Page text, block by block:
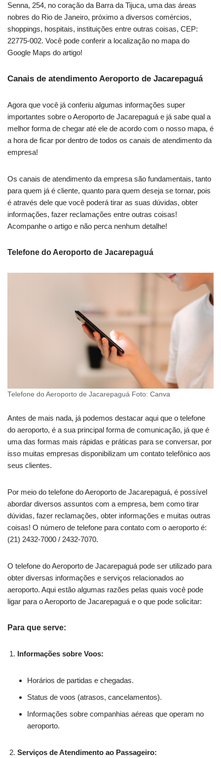
Senna, 254, no coração da Barra da Tijuca, uma das áreas
nobres do Rio de Janeiro, próximo a diversos comércios,
shoppings, hospitais, instituições entre outras coisas, CEP:
22775-002. Você pode conferir a localização no mapa do
Google Maps do artigo!
Canais de atendimento Aeroporto de Jacarepaguá
Agora que você já conferiu algumas informações super
importantes sobre o Aeroporto de Jacarepaguá e já sabe qual a
melhor forma de chegar até ele de acordo com o nosso mapa, é
a hora de ficar por dentro de todos os canais de atendimento da
empresa!
Os canais de atendimento da empresa são fundamentais, tanto
para quem já é cliente, quanto para quem deseja se tornar, pois
é através dele que você poderá tirar as suas dúvidas, obter
informações, fazer reclamações entre outras coisas!
Acompanhe o artigo e não perca nenhum detalhe!
Telefone do Aeroporto de Jacarepaguá
Telefone do Aeroporto de Jacarepaguá Foto: Canva
Antes de mais nada, já podemos destacar aqui que o telefone
do aeroporto, é a sua principal forma de comunicação, já que é
uma das formas mais rápidas e práticas para se conversar, por
isso muitas empresas disponibilizam um contato telefônico aos
seus clientes.
Por meio do telefone do Aeroporto de Jacarepaguá, é possível
abordar diversos assuntos com a empresa, bem como tirar
dúvidas, fazer reclamações, obter informações e muitas outras
coisas! O número de telefone para contato com o aeroporto é:
(21) 2432-7000 / 2432-7070.
O telefone do Aeroporto de Jacarepaguá pode ser utilizado para
obter diversas informações e serviços relacionados ao
aeroporto. Aqui estão algumas razões pelas quais você pode
ligar para o Aeroporto de Jacarepaguá e o que pode solicitar:
Para que serve:
Informações sobre Voos:
Horários de partidas e chegadas.
Status de voos (atrasos, cancelamentos).
Informações sobre companhias aéreas que operam no
aeroporto.
Serviços de Atendimento ao Passageiro: